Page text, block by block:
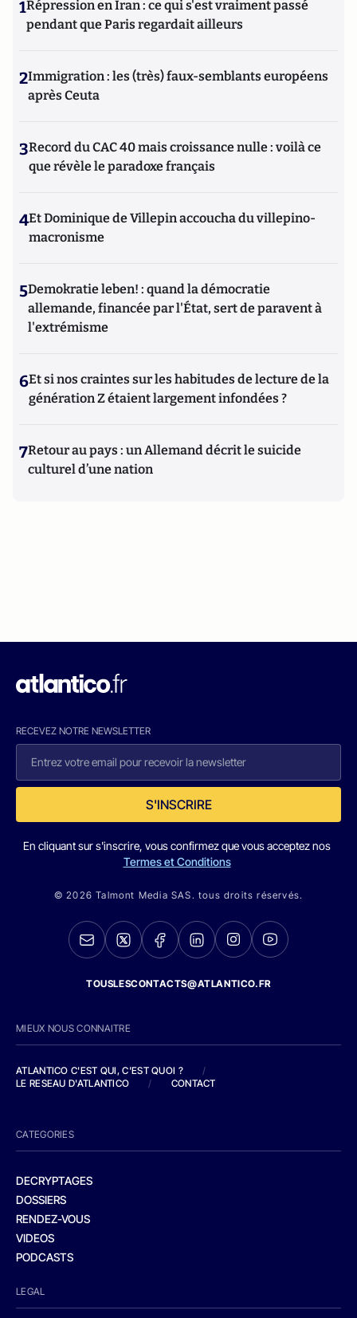
1Répression en Iran : ce qui s'est vraiment passé
pendant que Paris regardait ailleurs
2Immigration : les (très) faux-semblants européens
après Ceuta
3Record du CAC 40 mais croissance nulle : voilà ce
que révèle le paradoxe français
4Et Dominique de Villepin accoucha du villepino-
macronisme
5Demokratie leben! : quand la démocratie
allemande, financée par l'État, sert de paravent à
l'extrémisme
6Et si nos craintes sur les habitudes de lecture de la
génération Z étaient largement infondées ?
7Retour au pays : un Allemand décrit le suicide
culturel d’une nation
RECEVEZ NOTRE NEWSLETTER
S'INSCRIRE
En cliquant sur s'inscrire, vous confirmez que vous acceptez nos
Termes et Conditions
© 2026 Talmont Media SAS. tous droits réservés.
TOUSLESCONTACTS@ATLANTICO.FR
MIEUX NOUS CONNAITRE
ATLANTICO C'EST QUI, C'EST QUOI ?
/
LE RESEAU D'ATLANTICO
/ CONTACT
CATEGORIES
DECRYPTAGES
DOSSIERS
RENDEZ-VOUS
VIDEOS
PODCASTS
LEGAL